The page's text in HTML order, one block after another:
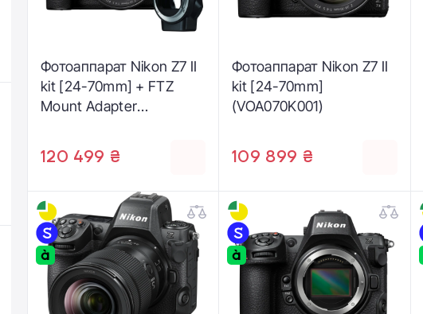
Фотоаппарат Nikon Z7 II
kit [24-70mm] + FTZ
Mount Adapter
120 499 ₴
Фотоаппарат Nikon Z7 II
kit [24-70mm]
(VOA070K001)
109 899 ₴